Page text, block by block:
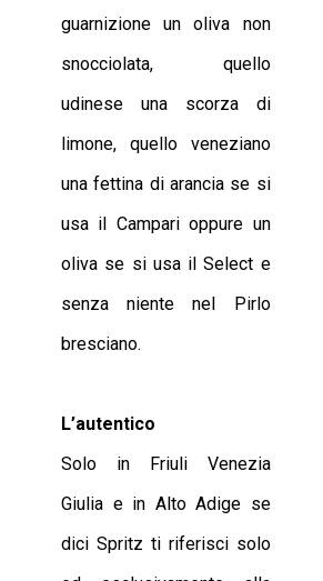
guarnizione un oliva non
snocciolata, quello
udinese una scorza di
limone, quello veneziano
una fettina di arancia se si
usa il Campari oppure un
oliva se si usa il Select e
senza niente nel Pirlo
bresciano.
L’autentico
Solo in Friuli Venezia
Giulia e in Alto Adige se
dici Spritz ti riferisci solo